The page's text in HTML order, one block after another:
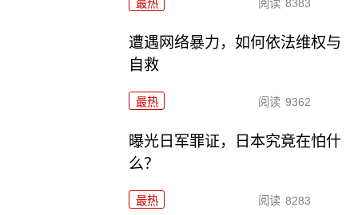
最热 阅读 8383
遭遇网络暴力，如何依法维权与
自救
最热 阅读 9362
曝光日军罪证，日本究竟在怕什
么？
最热 阅读 8283